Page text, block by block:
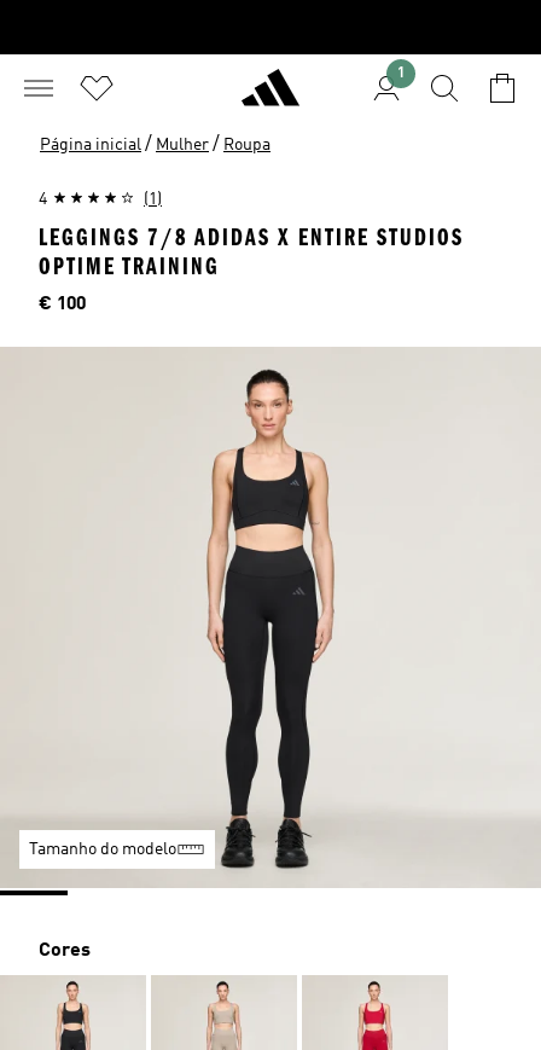
1
Página inicial / Mulher / Roupa
4 (1)
LEGGINGS 7/8 ADIDAS X ENTIRE STUDIOS
OPTIME TRAINING
Preço
€ 100
Tamanho do modelo
Cores